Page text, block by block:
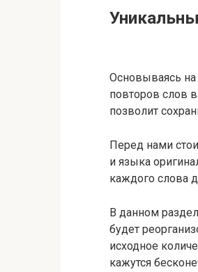
Основываясь на
повторов слов
позволит
Перед нами
и языка
каждого слова
В данном
будет
исходное
кажутся